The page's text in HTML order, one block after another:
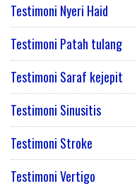
Testimoni Nyeri Haid
Testimoni Patah tulang
Testimoni Saraf kejepit
Testimoni Sinusitis
Testimoni Stroke
Testimoni Vertigo